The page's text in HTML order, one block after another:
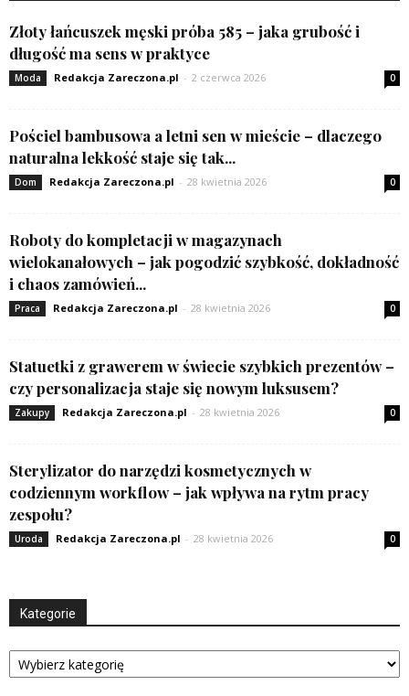
Złoty łańcuszek męski próba 585 – jaka grubość i
długość ma sens w praktyce
Moda Redakcja Zareczona.pl - 2 czerwca 2026 0
Pościel bambusowa a letni sen w mieście – dlaczego
naturalna lekkość staje się tak...
Dom Redakcja Zareczona.pl - 28 kwietnia 2026 0
Roboty do kompletacji w magazynach
wielokanałowych – jak pogodzić szybkość, dokładność
i chaos zamówień...
Praca Redakcja Zareczona.pl - 28 kwietnia 2026 0
Statuetki z grawerem w świecie szybkich prezentów –
czy personalizacja staje się nowym luksusem?
Zakupy Redakcja Zareczona.pl - 28 kwietnia 2026 0
Sterylizator do narzędzi kosmetycznych w
codziennym workflow – jak wpływa na rytm pracy
zespołu?
Uroda Redakcja Zareczona.pl - 28 kwietnia 2026 0
Kategorie
Kategorie